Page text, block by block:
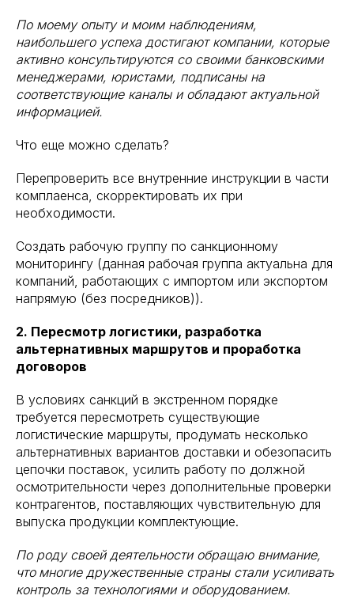
По моему опыту и моим наблюдениям,
наибольшего успеха достигают компании, которые
активно консультируются со своими банковскими
менеджерами, юристами, подписаны на
соответствующие каналы и обладают актуальной
информацией.
Что еще можно сделать?
Перепроверить все внутренние инструкции в части
комплаенса, скорректировать их при
необходимости.
Создать рабочую группу по санкционному
мониторингу (данная рабочая группа актуальна для
компаний, работающих с импортом или экспортом
напрямую (без посредников)).
2. Пересмотр логистики, разработка
альтернативных маршрутов и проработка
договоров
В условиях санкций в экстренном порядке
требуется пересмотреть существующие
логистические маршруты, продумать несколько
альтернативных вариантов доставки и обезопасить
цепочки поставок, усилить работу по должной
осмотрительности через дополнительные проверки
контрагентов, поставляющих чувствительную для
выпуска продукции комплектующие.
По роду своей деятельности обращаю внимание,
что многие дружественные страны стали усиливать
контроль за технологиями и оборудованием.